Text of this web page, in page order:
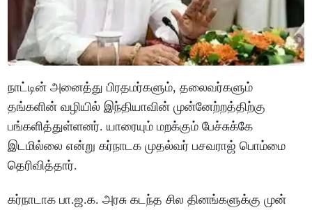
நாட்டின் அனைத்து பிரதமர்களும், தலைவர்களும்
தங்களின் வழியில் இந்தியாவின் முன்னேற்றத்திற்கு
பங்களித்துள்ளனர். யாரையும் மறக்கும் பேச்சுக்கே
இடமில்லை என்று கர்நாடக முதல்வர் பசவராஜ் பொம்மை
தெரிவித்தார்.
கர்நாடாக பா.ஜ.க. அரசு கடந்த சில தினங்களுக்கு முன்